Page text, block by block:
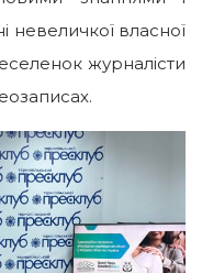
невеличкої власної
журналісти